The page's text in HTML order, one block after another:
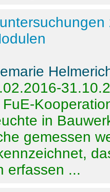
in
gemessen
erfassen ...